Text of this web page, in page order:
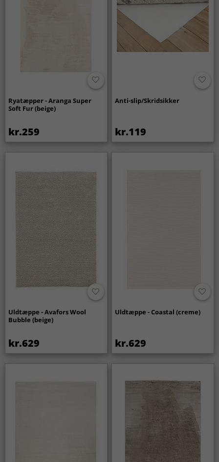
Ryatæpper - Aranga Super
Soft Fur (beige)
kr.259
Anti-slip/Skridsikker
kr.119
Uldtæppe - Avafors Wool
Bubble (beige)
kr.629
Uldtæppe - Coastal (creme)
kr.629